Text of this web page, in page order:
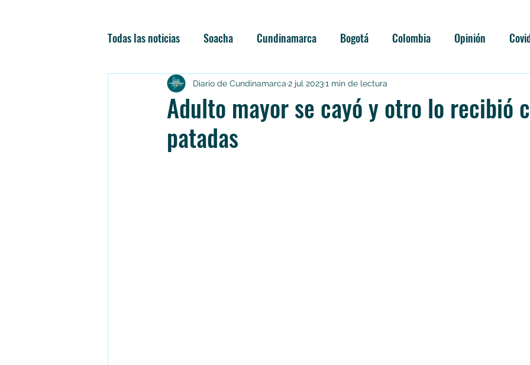
Todas las noticias Soacha Cundinamarca Bogotá Colombia Opinión
Las nuevas soachunidades Categoría sin título
Adulto mayor se cayó y otro lo recibió
patadas
Diario de Cundinamarca 2 jul 20231 min de lectura